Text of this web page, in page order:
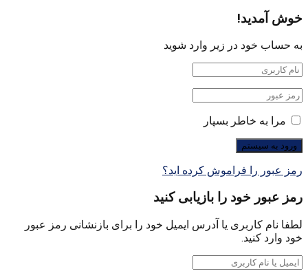
خوش آمدید!
به حساب خود در زیر وارد شوید
مرا به خاطر بسپار
رمز عبور را فراموش کرده اید؟
رمز عبور خود را بازیابی کنید
لطفا نام کاربری یا آدرس ایمیل خود را برای بازنشانی رمز عبور
خود وارد کنید.